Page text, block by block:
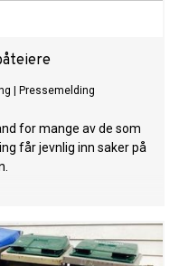
Pressemelding
for mange av de som
får jevnlig inn saker på